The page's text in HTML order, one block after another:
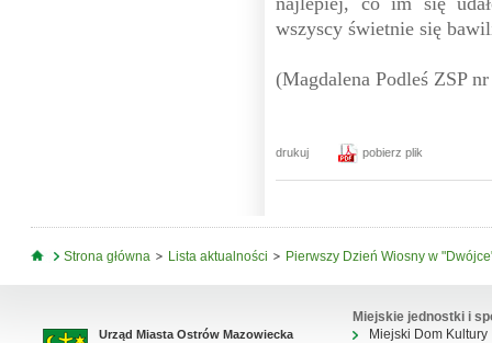
wszyscy świetnie się
(Magdalena Podleś ZSP
drukuj pobierz plik
Jesteś tutaj
Strona główna Lista aktualności Pierwszy Dzień Wiosny w
Urząd Miasta Ostrów Mazowiecka
Miejskie jednostki i
Miejski Dom Kultury